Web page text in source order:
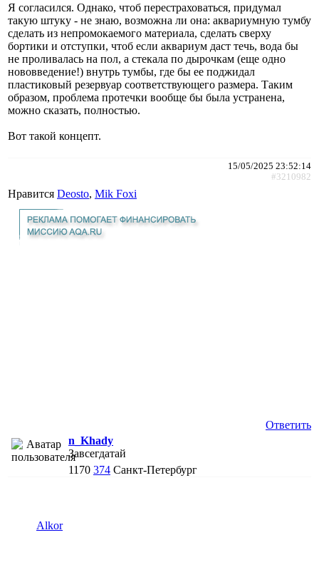
Я согласился. Однако, чтоб перестраховаться, придумал
такую штуку - не знаю, возможна ли она: аквариумную тумбу
сделать из непромокаемого материала, сделать сверху
бортики и отступки, чтоб если аквариум даст течь, вода бы
не проливалась на пол, а стекала по дырочкам (еще одно
нововведение!) внутрь тумбы, где бы ее поджидал
пластиковый резервуар соответствующего размера. Таким
образом, проблема протечки вообще бы была устранена,
можно сказать, полностью.
Вот такой концепт.
15/05/2025 23:52:14
#3210982
Нравится Deosto, Mik Foxi
Ответить
n_Khady
Завсегдатай
1170 374 Санкт-Петербург
Alkor